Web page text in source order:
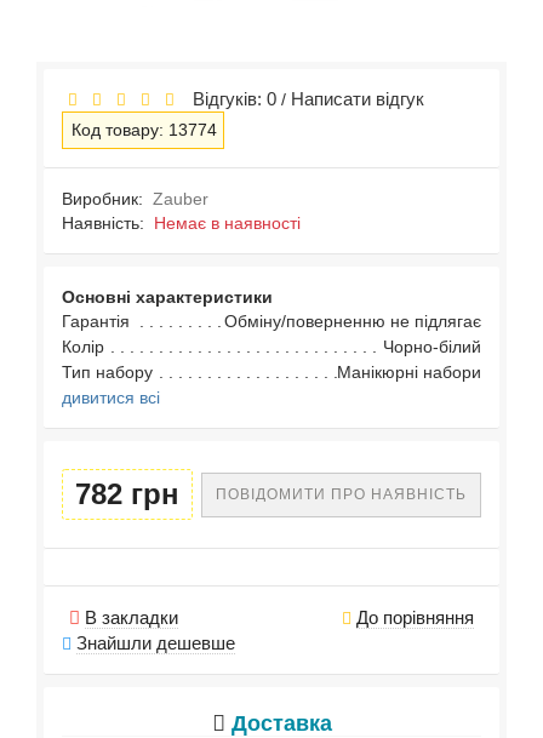
Відгуків: 0 / Написати відгук
Код товару: 13774
Виробник: Zauber
Наявність: Немає в наявності
Основні характеристики
Гарантія
Обміну/поверненню не підлягає
Колір
Чорно-білий
Тип набору
Манікюрні набори
дивитися всі
782 грн ПОВІДОМИТИ ПРО НАЯВНІСТЬ
В закладки
До порівняння
Знайшли дешевше
Доставка